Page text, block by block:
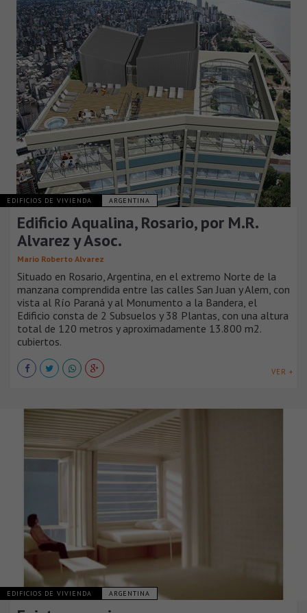
EDIFICIOS DE VIVIENDA ARGENTINA
Edificio Aqualina, Rosario, por M.R.
Alvarez y Asoc.
Mario Roberto Alvarez
Situado en Rosario, Argentina, en el extremo Norte de la
manzana comprendida entre las calles San Juan y Alem, con
vista al Río Paraná y al Monumento a la Bandera, el
Edificio consta de 2 Subsuelos y 38 Plantas, con una altura
total de 120 metros y aproximadamente 13.800 m2.
cubiertos.
VER +
EDIFICIOS DE VIVIENDA ARGENTINA